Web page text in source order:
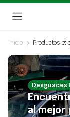
Inicio Productos
Desguaces
al mejor